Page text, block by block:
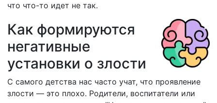
что что-то идет не так.
Как формируются
негативные
установки о злости
С самого детства нас часто учат, что проявление
злости — это плохо. Родители, воспитатели или